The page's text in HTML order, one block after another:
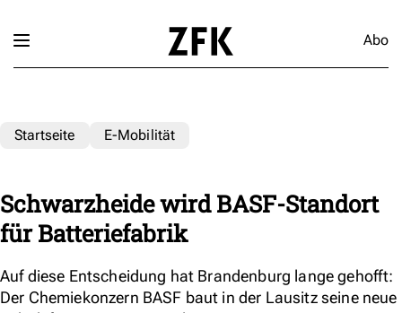
Abo
Startseite E-Mobilität
Schwarzheide wird BASF-Standort
für Batteriefabrik
Auf diese Entscheidung hat Brandenburg lange gehofft:
Der Chemiekonzern BASF baut in der Lausitz seine neue